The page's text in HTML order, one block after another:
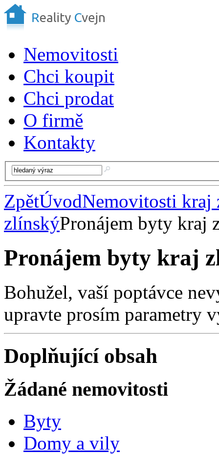
Nemovitosti
Chci koupit
Chci prodat
O firmě
Kontakty
ZpětÚvodNemovitosti kraj
zlínskýPronájem byty kraj
Pronájem byty kraj
Bohužel, vaší poptávce
upravte prosím parametry
Doplňující obsah
Žádané nemovitosti
Byty
Domy a vily